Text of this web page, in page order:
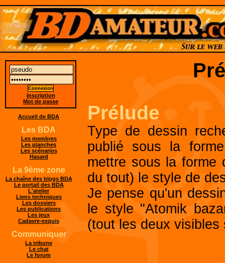
Prélude
Type de dessin
publié sous la
mettre sous la forme
du tout) le style de
Je pense qu'un
le style "Atomik
(tout les deux visibles
Inscription
Mot de passe
Accueil de BDA
Les BDA
Les membres
Les planches
Les scénarios
Hasard
La 9ème zone
La chaîne des blogs BDA
Le portail des BDA
L'atelier
Liens techniques
Les dossiers
Les publications
Les jeux
Cadavre-exquis
Communiquer
La tribune
Le chat
Le forum